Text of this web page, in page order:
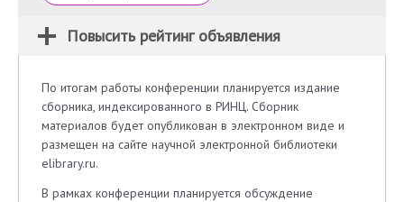
Повысить рейтинг объявления
По итогам работы конференции планируется издание
сборника, индексированного в РИНЦ. Сборник
материалов будет опубликован в электронном виде и
размещен на сайте научной электронной библиотеки
elibrary.ru.
В рамках конференции планируется обсуждение